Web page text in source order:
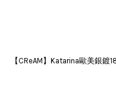
【CReAM】Katarina歐美銀